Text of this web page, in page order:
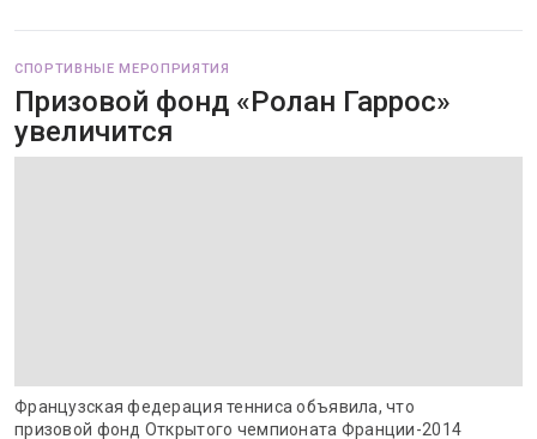
СПОРТИВНЫЕ МЕРОПРИЯТИЯ
Призовой фонд «Ролан Гаррос»
увеличится
Французская федерация тенниса объявила, что
призовой фонд Открытого чемпионата Франции-2014